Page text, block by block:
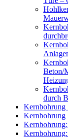
Beton/
durch
Kernbohrung
Kernbohrung